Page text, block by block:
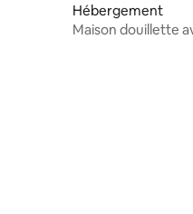
Hébergement
Maison douillette